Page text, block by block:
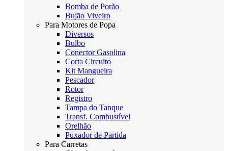
Bomba de Porão
Bujão Viveiro
Para Motores de Popa
Diversos
Bulbo
Conector Gasolina
Corta Circuito
Kit Mangueira
Pescador
Rotor
Registro
Tampa do Tanque
Transf. Combustível
Orelhão
Puxador de Partida
Para Carretas